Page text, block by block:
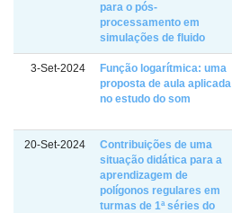
para o pós-
processamento em
simulações de fluido
3-Set-2024
Função logarítmica: uma
proposta de aula aplicada
no estudo do som
20-Set-2024
Contribuições de uma
situação didática para a
aprendizagem de
polígonos regulares em
turmas de 1ª séries do